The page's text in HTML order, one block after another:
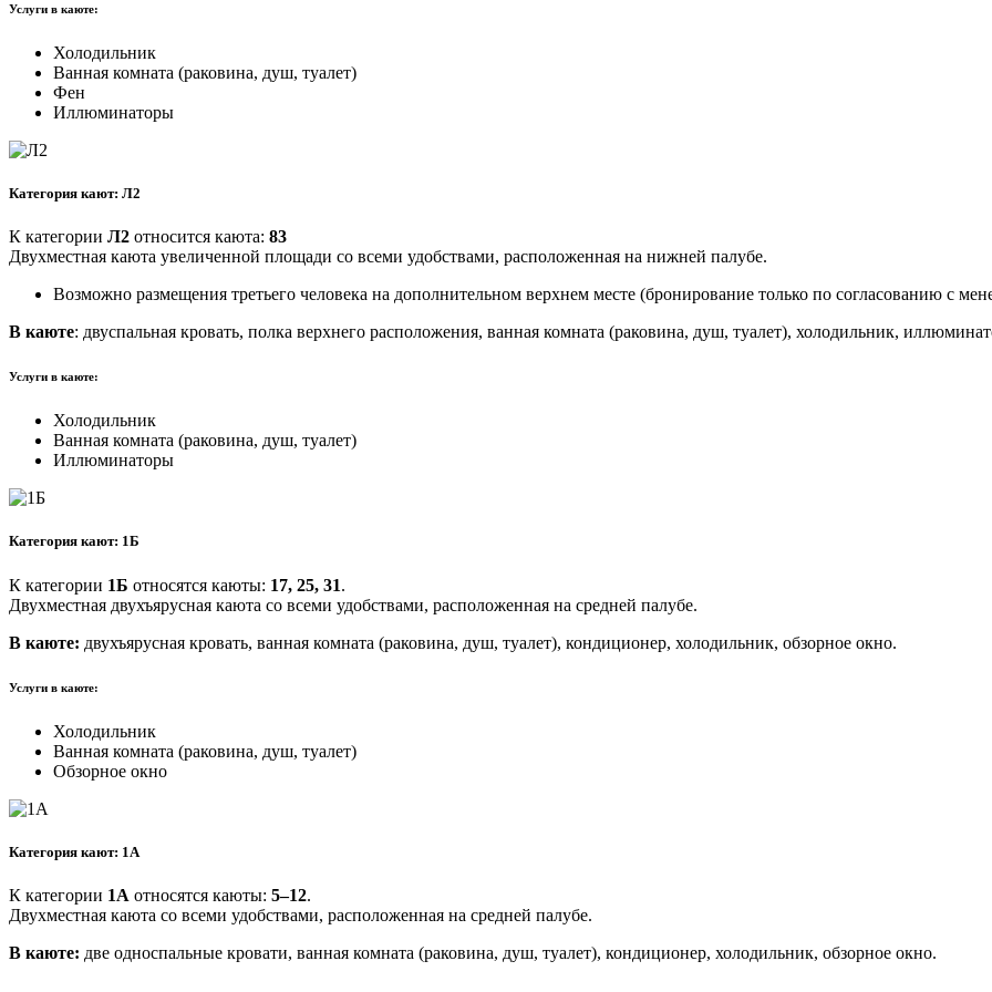
Услуги в каюте:
Холодильник
Ванная комната (раковина, душ, туалет)
Фен
Иллюминаторы
Категория кают: Л2
К категории Л2 относится каюта: 83
Двухместная каюта увеличенной площади со всеми удобствами, расположенная на нижней палубе.
Возможно размещения третьего человека на дополнительном верхнем месте (бронирование только по согласованию с
В каюте: двуспальная кровать, полка верхнего расположения, ванная комната (раковина, душ, туалет), холодильник,
Услуги в каюте:
Холодильник
Ванная комната (раковина, душ, туалет)
Иллюминаторы
Категория кают: 1Б
К категории 1Б относятся каюты: 17, 25, 31.
Двухместная двухъярусная каюта со всеми удобствами, расположенная на средней палубе.
В каюте: двухъярусная кровать, ванная комната (раковина, душ, туалет), кондиционер, холодильник, обзорное окно.
Услуги в каюте:
Холодильник
Ванная комната (раковина, душ, туалет)
Обзорное окно
Категория кают: 1А
К категории 1А относятся каюты: 5–12.
Двухместная каюта со всеми удобствами, расположенная на средней палубе.
В каюте: две односпальные кровати, ванная комната (раковина, душ, туалет), кондиционер, холодильник, обзорное окно.